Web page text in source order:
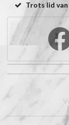
Trots lid